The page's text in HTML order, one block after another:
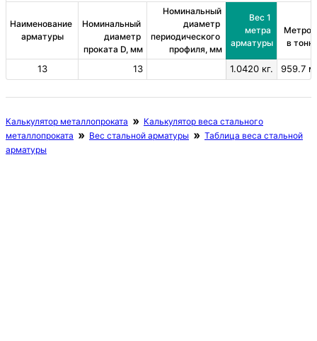
Наименование
арматуры
Номинальный
диаметр
проката D, мм
Номинальный
диаметр
периодического
профиля, мм
Вес 1
метра
арматуры
Метров
в
13 13 1.0420 кг. 959.7
Калькулятор металлопроката
Калькулятор веса стального
металлопроката
Вес стальной арматуры
Таблица веса стальной
арматуры